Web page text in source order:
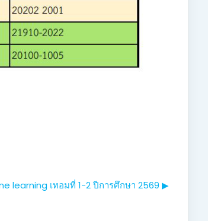
learning เทอมที่ 1-2 ปีการศึกษา 2569 ▶︎